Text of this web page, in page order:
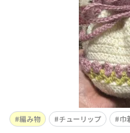
編み物 チューリップ 巾